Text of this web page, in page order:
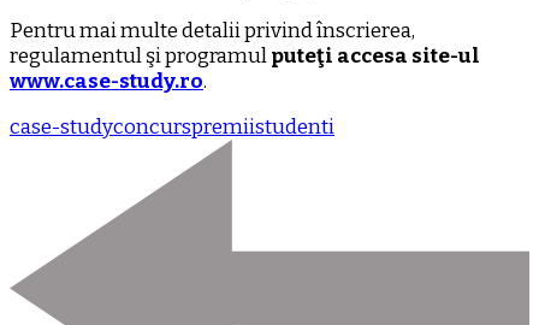
Pentru mai multe detalii privind înscrierea,
regulamentul şi programulputeţi accesa site-ul
www.case-study.ro.
case-studyconcurspremiistudenti